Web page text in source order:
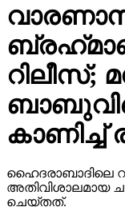
റിലീസ്;
കാണിച്ച്
ഹൈദരാബാദിലെ
അതിവിശാലമായ
ചെയ്തത്.